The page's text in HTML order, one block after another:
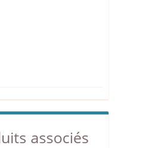
associés